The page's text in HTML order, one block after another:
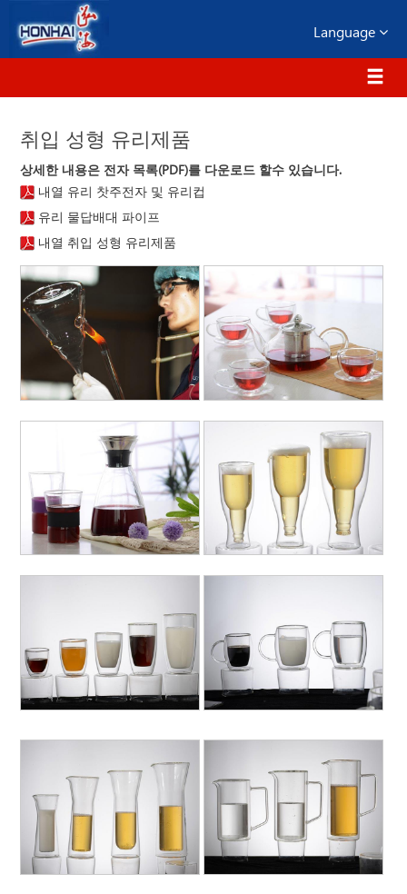
Language
취입 성형 유리제품
상세한 내용은 전자 목록(PDF)를 다운로드 할수 있습니다.
내열 유리 찻주전자 및 유리컵
유리 물답배대 파이프
내열 취입 성형 유리제품